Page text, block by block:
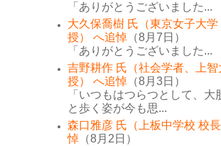
「ありがとうございました...
大久保喬樹 氏（東京女子大学
授） へ追悼 （8月7日）
「ありがとうございました...
吉野耕作 氏（社会学者、上智
授） へ追悼 （8月3日）
「いつもはつらつとして、大
と歩く姿が今も思...
森口雅彦 氏（上板中学校 校
悼 （8月2日）